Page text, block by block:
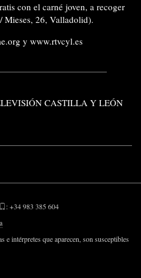
con el carné joven, a recoger
Mieses, 26, Valladolid).
y www.rtvcyl.es
CASTILLA Y LEÓN
: +34 983 385 604
e intérpretes que aparecen, son susceptibles